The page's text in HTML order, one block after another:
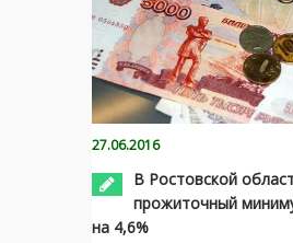
27.06.2016
В Ростовской
прожиточный
на 4,6%